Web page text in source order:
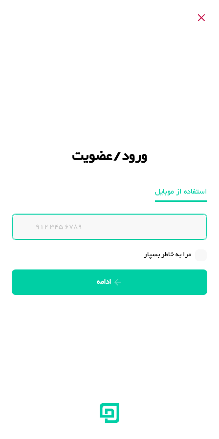
ورود / عضویت
استفاده از موبایل
مرا به خاطر بسپار
ادامه